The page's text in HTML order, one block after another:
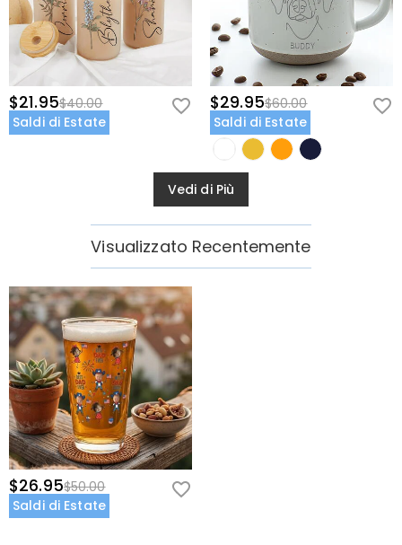
$21.95$40.00
Saldi di Estate
$29.95$60.00
Saldi di Estate
Vedi di Più
Visualizzato Recentemente
$26.95$50.00
Saldi di Estate